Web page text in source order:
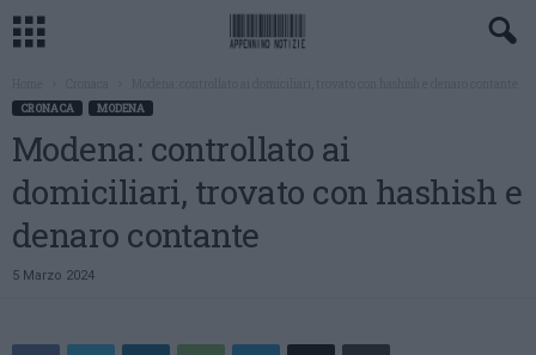
CRONACA MODENA
Modena: controllato ai
domiciliari, trovato con hashish e
denaro contante
5 Marzo 2024